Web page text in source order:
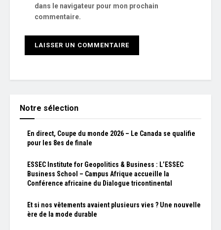
dans le navigateur pour mon prochain
commentaire.
Notre sélection
En direct, Coupe du monde 2026 – Le Canada se qualifie
pour les 8es de finale
ESSEC Institute for Geopolitics & Business : L’ESSEC
Business School – Campus Afrique accueille la
Conférence africaine du Dialogue tricontinental
Et si nos vêtements avaient plusieurs vies ? Une nouvelle
ère de la mode durable